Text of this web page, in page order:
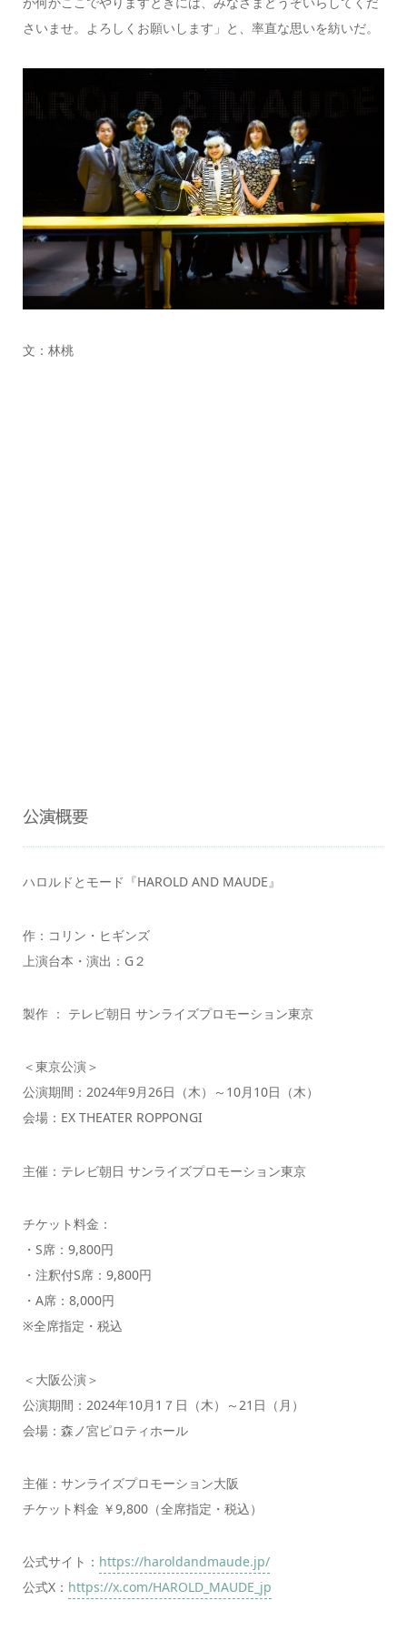
さいませ。よろしくお願いします」と、率直な思いを紡いだ。
文：林桃
公演概要
ハロルドとモード『HAROLD AND MAUDE』
作：コリン・ヒギンズ
上演台本・演出：G２
製作 ： テレビ朝日 サンライズプロモーション東京
＜東京公演＞
公演期間：2024年9月26日（木）～10月10日（木）
会場：EX THEATER ROPPONGI
主催：テレビ朝日 サンライズプロモーション東京
チケット料金：
・S席：9,800円
・注釈付S席：9,800円
・A席：8,000円
※全席指定・税込
＜大阪公演＞
公演期間：2024年10月1７日（木）～21日（月）
会場：森ノ宮ピロティホール
主催：サンライズプロモーション大阪
チケット料金 ￥9,800（全席指定・税込）
公式サイト： https://haroldandmaude.jp/
公式X： https://x.com/HAROLD_MAUDE_jp